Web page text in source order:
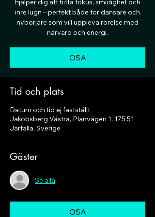
hjälper dig att hitta fokus, smidighet och
inre lugn – perfekt både för dansare och
nybörjare som vill uppleva rörelse med
närvaro och energi.
OSA
Tid och plats
Datum och tid ej fastställt
Jakobsberg Västra, Planvägen 1, 175 51
Järfälla, Sverige
Gäster
Se alla
OSA